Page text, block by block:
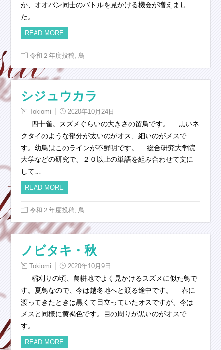
か、オオバン同士のバトルを見かける機会が増えまし
た。 …
READ MORE
令和２年度投稿 鳥
シジュウカラ
Tokiomi 2020年10月24日
四十雀。スズメぐらいの大きさの留鳥です。 黒いネ
クタイのような部分が太いのがオス、細いのがメスで
す。幼鳥はこのラインが不鮮明です。 総合研究大学院
大学などの研究で、２０以上の単語を組み合わせて文に
して…
READ MORE
令和２年度投稿 鳥
ノビタキ・秋
Tokiomi 2020年10月9日
稲刈りの頃、農耕地でよく見かけるスズメに似た鳥で
す。夏鳥なので、今は越冬地へと渡る途中です。 春に
渡ってきたときは黒くて目立っていたオスですが、今は
メスと同様に黄褐色です。目の周りが黒いのがオスで
す。 …
READ MORE